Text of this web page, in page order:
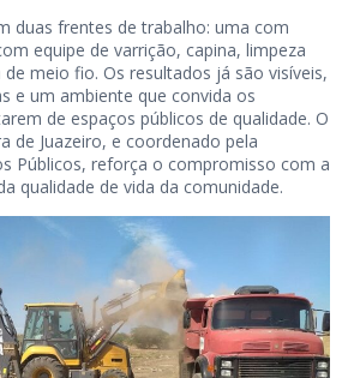
duas frentes de trabalho: uma com
equipe de varrição, capina, limpeza
meio fio. Os resultados já são visíveis,
e um ambiente que convida os
de espaços públicos de qualidade. O
de Juazeiro, e coordenado pela
Públicos, reforça o compromisso com a
qualidade de vida da comunidade.